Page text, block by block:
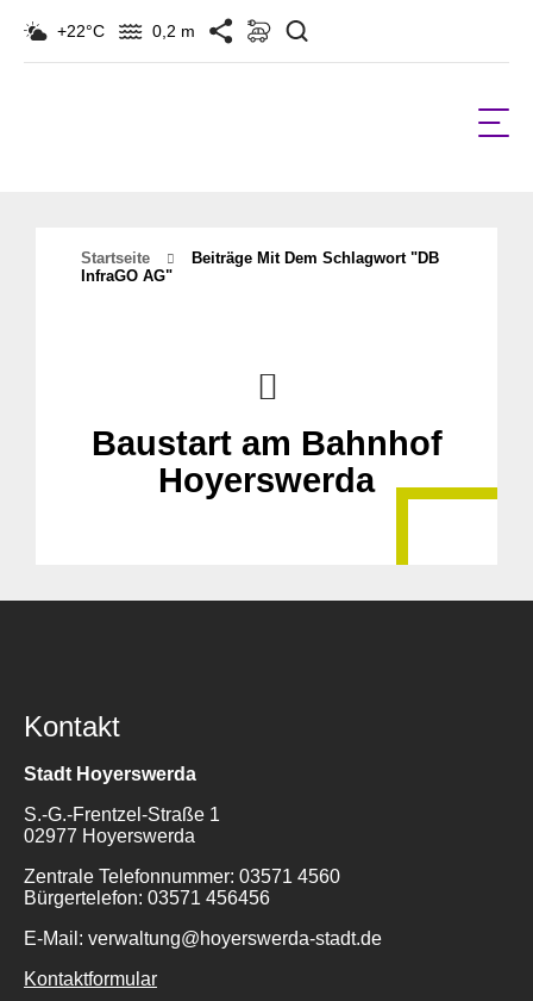
+22°C 0,2 m
Startseite
Beiträge Mit Dem Schlagwort "DB
InfraGO AG"
Baustart am Bahnhof
Hoyerswerda
Kontakt
Stadt Hoyerswerda
S.-G.-Frentzel-Straße 1
02977 Hoyerswerda
Zentrale Telefonnummer: 03571 4560
Bürgertelefon: 03571 456456
E-Mail: verwaltung@hoyerswerda-stadt.de
Kontaktformular